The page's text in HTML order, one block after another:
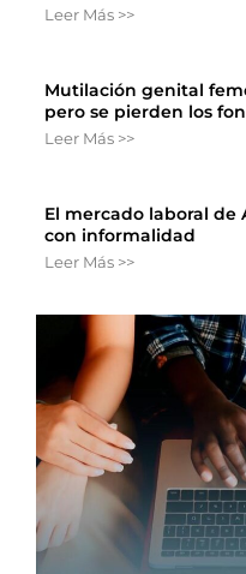
Leer Más >>
Mutilación genital
pero se pierden los
Leer Más >>
El mercado laboral de
con informalidad
Leer Más >>